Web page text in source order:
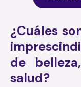
¿Cuáles
de
salud?